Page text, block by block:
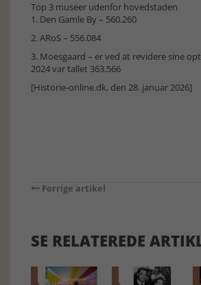
Top 3 museer udenfor hovedstaden
1. Den Gamle By – 560.260
2. ARoS – 556.084
3. Moesgaard – er ved at revidere sine
2024 var tallet 363.566
[Historie-online.dk, den 28. januar 2026]
Forrige artikel
SE RELATEREDE